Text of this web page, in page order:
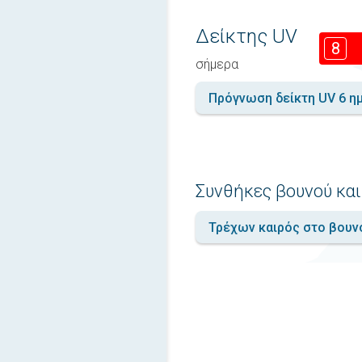
Δείκτης UV
σήμερα
8
Πρόγνωση δείκτη UV 6
Συνθήκες βουνού
Τρέχων καιρός στο